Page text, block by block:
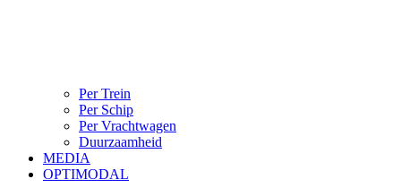
Per Trein
Per Schip
Per Vrachtwagen
Duurzaamheid
MEDIA
OPTIMODAL